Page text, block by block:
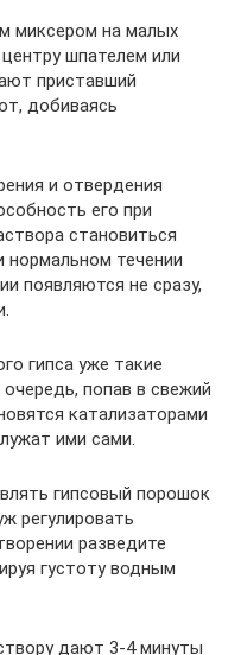
миксером на малых
шпателем или
приставший
добиваясь
и отвердения
его при
становиться
нормальном течении
появляются не сразу,
гипса уже такие
попав в свежий
катализаторами
ими сами.
гипсовый порошок
регулировать
разведите
густоту водным
дают 3-4 минуты